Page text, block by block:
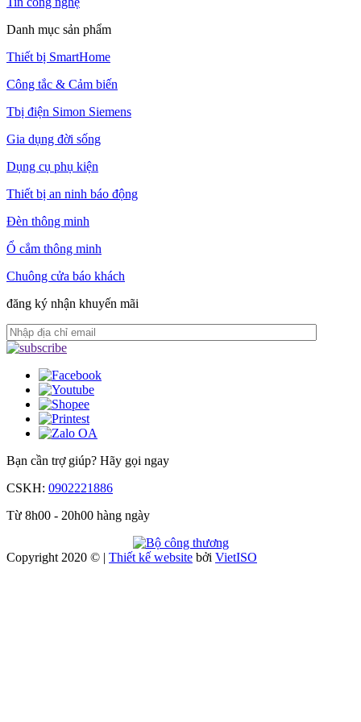
Danh mục sản phẩm
Thiết bị SmartHome
Công tắc & Cảm biến
Tbị điện Simon Siemens
Gia dụng đời sống
Dụng cụ phụ kiện
Thiết bị an ninh báo động
Đèn thông minh
Ổ cắm thông minh
Chuông cửa báo khách
đăng ký nhận khuyến mãi
Bạn cần trợ giúp? Hãy gọi ngay
CSKH: 0902221886
Từ 8h00 - 20h00 hàng ngày
Copyright 2020 © | Thiết kế website bởi VietISO